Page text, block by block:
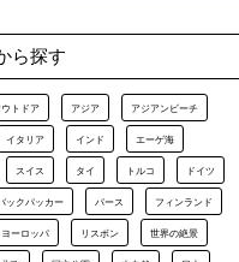
ら探す
ウトドア アジア アジアンビーチ
イタリア インド エーゲ海
スイス タイ トルコ ドイツ
ックパッカー パース フィンランド
ヨーロッパ リスボン 世界の絶景